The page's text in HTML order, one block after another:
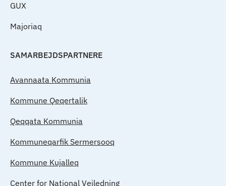
GUX
Majoriaq
SAMARBEJDSPARTNERE
Avannaata Kommunia
Kommune Qeqertalik
Qeqqata Kommunia
Kommuneqarfik Sermersooq
Kommune Kujalleq
Center for National Vejledning